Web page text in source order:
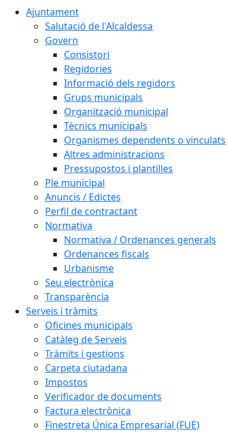
Ajuntament
Salutació de l'Alcaldessa
Govern
Consistori
Regidories
Informació dels regidors
Grups municipals
Organització municipal
Tècnics municipals
Organismes dependents o vinculats
Altres administracions
Pressupostos i plantilles
Ple municipal
Anuncis / Edictes
Perfil de contractant
Normativa
Normativa / Ordenances generals
Ordenances fiscals
Urbanisme
Seu electrònica
Transparència
Serveis i tràmits
Oficines municipals
Catàleg de Serveis
Tràmits i gestions
Carpeta ciutadana
Impostos
Verificador de documents
Factura electrònica
Finestreta Única Empresarial (FUE)